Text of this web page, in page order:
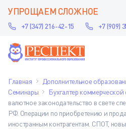
УПРОЩАЕМ СЛОЖНОЕ
+7 (347) 216-42-15 +7 (909)
Главная Дополнительное
Семинары
Бухгалтер коммерческой
валютное законодательство в свете
РФ. Операции по приобретению и
иностранным контрагентам. СПОТ,